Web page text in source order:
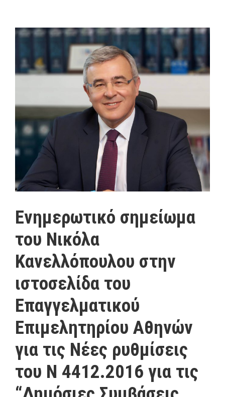
Ενημερωτικό σημείωμα
του Νικόλα
Κανελλόπουλου στην
ιστοσελίδα του
Επαγγελματικού
Επιμελητηρίου Αθηνών
για τις Νέες ρυθμίσεις
του Ν 4412.2016 για τις